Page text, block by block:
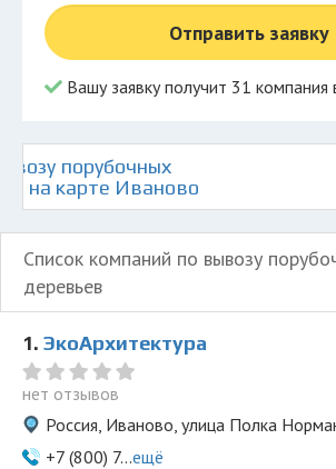
Отправить заявку
Вашу заявку получит 31
порубочных
на карте Иваново
Список компаний по вывозу
деревьев
1. ЭкоАрхитектура
нет отзывов
Россия, Иваново, улица Полка
+7 (800) 7...ещё